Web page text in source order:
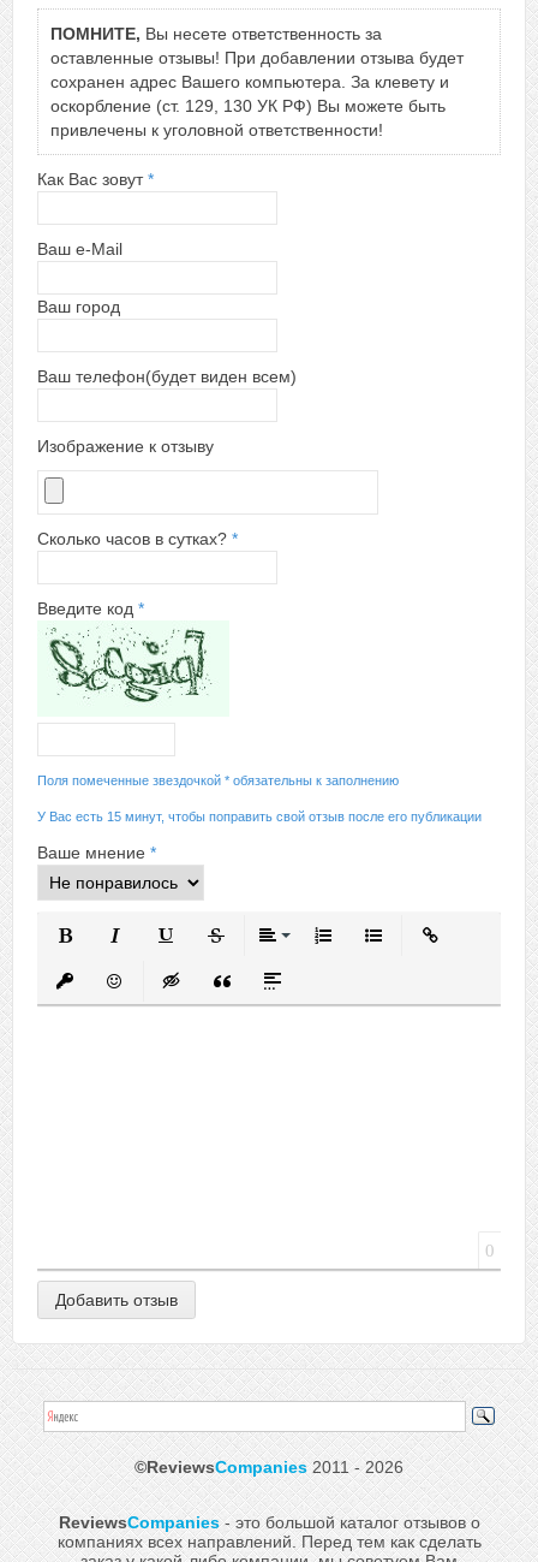
ПОМНИТЕ, Вы несете ответственность за
оставленные отзывы! При добавлении отзыва будет
сохранен адрес Вашего компьютера. За клевету и
оскорбление (ст. 129, 130 УК РФ) Вы можете быть
привлечены к уголовной ответственности!
Как Вас зовут*
Ваш e-Mail
Ваш город
Ваш телефон(будет виден всем)
Изображение к отзыву
Сколько часов в сутках? *
Введите код *
Поля помеченные звездочкой * обязательны к заполнению
У Вас есть 15 минут, чтобы поправить свой отзыв после его публикации
Ваше мнение *
Маркированный
Вставить
Вставить защищенную ссылку
Вставить смайлик
Вставка скрытого текста
Вставка цитаты
Вставка спойлера
0
©ReviewsCompanies2011 - 2026
ReviewsCompanies- это большой каталог отзывов о
компаниях всех направлений. Перед тем как сделать